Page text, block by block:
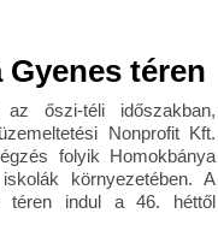
téren
őszi-téli időszakban,
Nonprofit Kft.
folyik Homokbánya
környezetében. A
téren indul a 46. héttől